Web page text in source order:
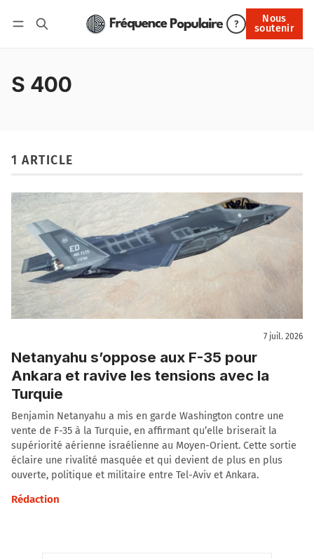
?
Nous
soutenir
Nous soutenir
S 400
1 ARTICLE
7 juil. 2026
Netanyahu s’oppose aux F-35 pour
Ankara et ravive les tensions avec la
Turquie
Benjamin Netanyahu a mis en garde Washington contre une
vente de F-35 à la Turquie, en affirmant qu’elle briserait la
supériorité aérienne israélienne au Moyen-Orient. Cette sortie
éclaire une rivalité masquée et qui devient de plus en plus
ouverte, politique et militaire entre Tel-Aviv et Ankara.
Rédaction